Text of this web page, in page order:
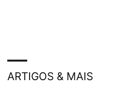
ARTIGOS & MAIS